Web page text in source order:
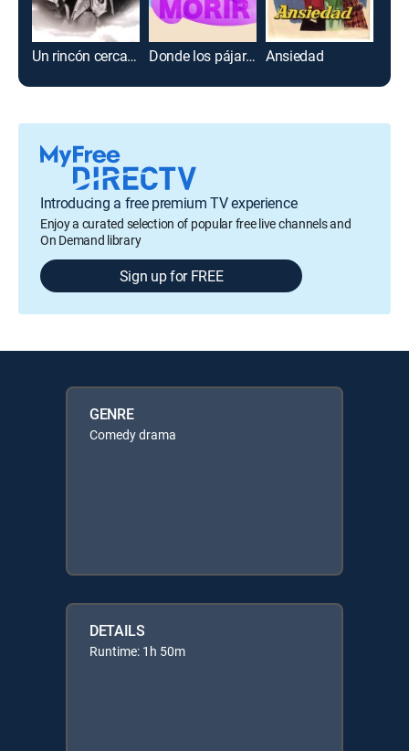
Un rincón cerca del cielo Donde los pájaros van a morir Ansiedad
Introducing a free premium TV experience
Enjoy a curated selection of popular free live channels and
On Demand library
Sign up for FREE
GENRE
Comedy drama
DETAILS
Runtime: 1h 50m